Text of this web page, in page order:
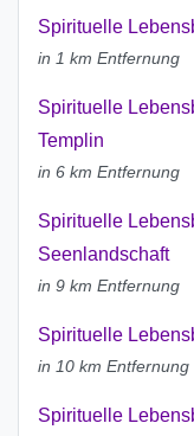
Spirituelle
in 1 km Entfernung
Spirituelle
Templin
in 6 km Entfernung
Spirituelle
Seenlandschaft
in 9 km Entfernung
Spirituelle
in 10 km Entfernung
Spirituelle